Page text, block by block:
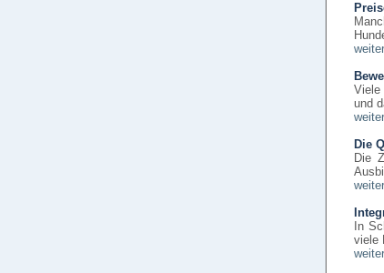
Viele
und
Die
Die
In
viele